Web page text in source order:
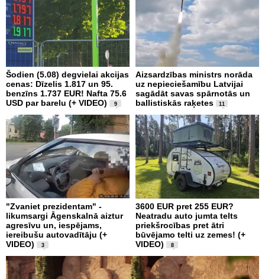
Šodien (5.08) degvielai akcijas
cenas: Dīzelis 1.817 un 95.
benzīns 1.737 EUR! Nafta 75.6
USD par barelu (+ VIDEO)
9
Aizsardzības ministrs norāda
uz nepieciešamību Latvijai
sagādāt savas spārnotās un
ballistiskās raķetes
11
"Zvaniet prezidentam" -
likumsargi Āgenskalnā aiztur
agresīvu un, iespējams,
iereibušu autovadītāju (+
VIDEO)
3
3600 EUR pret 255 EUR?
Neatradu auto jumta telts
priekšrocības pret ātri
būvējamo telti uz zemes! (+
VIDEO)
8